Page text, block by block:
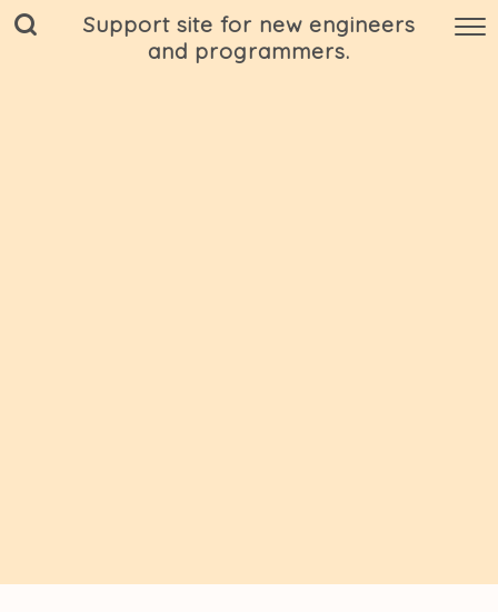
Support site for new engineers
and programmers.